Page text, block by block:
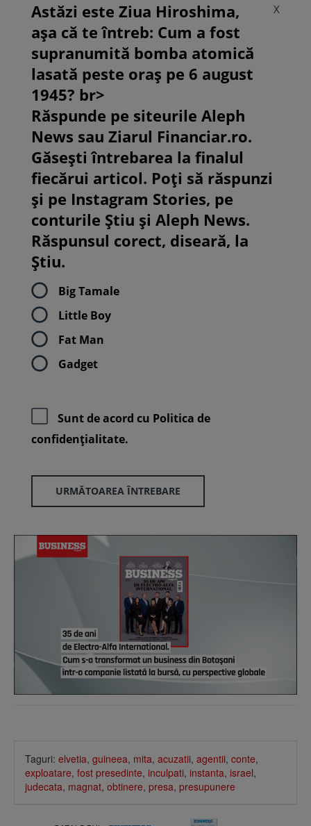
X
Astăzi este Ziua Hiroshima,
așa că te întreb: Cum a fost
supranumită bomba atomică
lasată peste oraș pe 6 august
1945? br>
Răspunde pe siteurile Aleph
News sau Ziarul Financiar.ro.
Găsești întrebarea la finalul
fiecărui articol. Poți să răspunzi
și pe Instagram Stories, pe
conturile Știu și Aleph News.
Răspunsul corect, diseară, la
Știu.
Big Tamale
Little Boy
Fat Man
Gadget
Sunt de acord cu Politica de
confidenţialitate.
URMĂTOAREA ÎNTREBARE
Taguri: elvetia, guineea, mita, acuzatii, agentii, conte,
exploatare, fost presedinte, inculpati, instanta, israel,
judecata, magnat, obtinere, presa, presupunere